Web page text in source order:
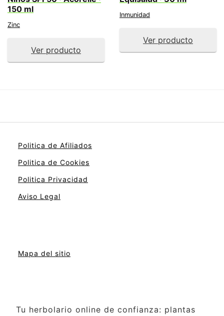
150 ml
Zinc
Ver producto
Inmunidad
Ver producto
Politica de Afiliados
Politica de Cookies
Politica Privacidad
Aviso Legal
Mapa del sitio
Tu herbolario online de confianza: plantas